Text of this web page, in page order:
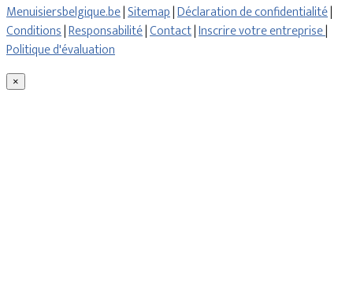
Menuisiersbelgique.be|Sitemap|Déclaration de confidentialité|
Conditions|Responsabilité|Contact|Inscrire votre entreprise|
Politique d'évaluation
×